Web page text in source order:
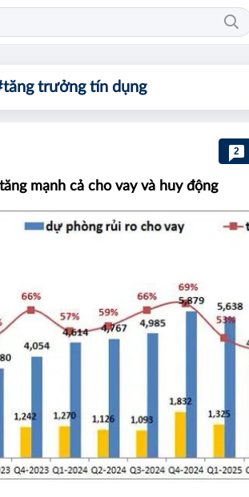
trưởng tín dụng
2
mạnh cả cho vay và huy động